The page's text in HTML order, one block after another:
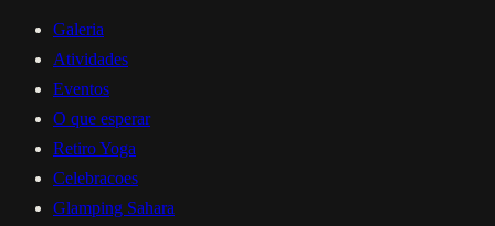
Galeria
Atividades
Eventos
O que esperar
Retiro Yoga
Celebracoes
Glamping Sahara